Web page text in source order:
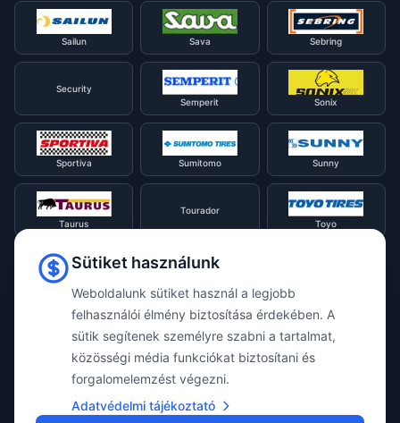
Sailun Sava Sebring
Security
Semperit
Sonix
Sportiva Sumitomo Sunny
Taurus
Tourador
Toyo
Tracmax
Uniroyal
Viking Voyager
Vredestein
Sütiket használunk
Weboldalunk sütiket használ a legjobb
felhasználói élmény biztosítása érdekében. A
sütik segítenek személyre szabni a tartalmat,
közösségi média funkciókat biztosítani és
forgalomelemzést végezni.
Adatvédelmi tájékoztató